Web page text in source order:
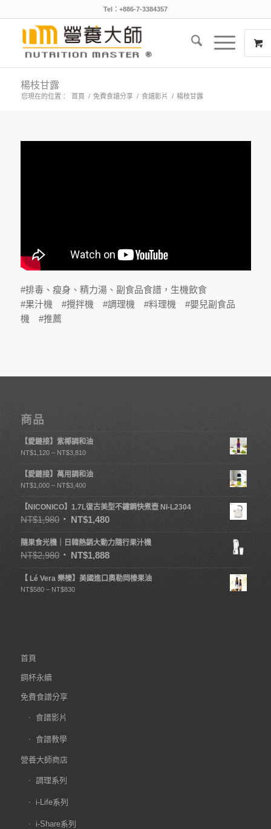
Tel：+886-7-3384357
楊枝甘露
您現在的位置： 首頁 / 免費食譜分享 / 食譜影片 / 楊枝甘露
#排毒、瘦身、精力湯、副食品食譜，生機飲食
#果汁機 #攪拌機 #調理機 #料理機 #嬰兒副食品
機 #推薦
商品
【愛鏈接】紫椰調和油
NT$1,120 – NT$3,810
【愛鏈接】萬用調和油
NT$1,000 – NT$3,400
【NICONICO】1.7L復古美型不鏽鋼快煮壺 NI-L2304
NT$1,980 NT$1,480
隨果食光機｜日韓熱銷大動力隨行果汁機
NT$2,980 NT$1,888
【 Lé Vera 樂榛】美國進口奧勒岡榛果油
NT$580 – NT$830
首頁
鋼杯永續
免費食譜分享
食譜影片
食譜教學
營養大師商店
調理系列
i-Life系列
i-Share系列